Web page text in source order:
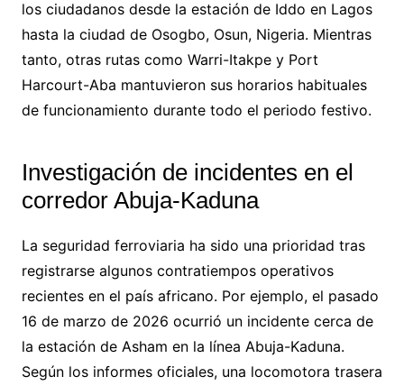
los ciudadanos desde la estación de Iddo en Lagos
hasta la ciudad de Osogbo, Osun, Nigeria. Mientras
tanto, otras rutas como Warri-Itakpe y Port
Harcourt-Aba mantuvieron sus horarios habituales
de funcionamiento durante todo el periodo festivo.
Investigación de incidentes en el
corredor Abuja-Kaduna
La seguridad ferroviaria ha sido una prioridad tras
registrarse algunos contratiempos operativos
recientes en el país africano. Por ejemplo, el pasado
16 de marzo de 2026 ocurrió un incidente cerca de
la estación de Asham en la línea Abuja-Kaduna.
Según los informes oficiales, una locomotora trasera